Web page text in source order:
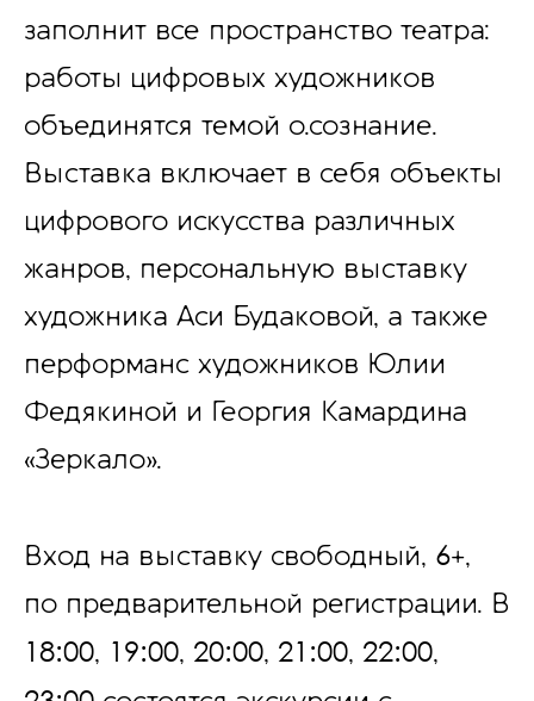
заполнит все пространство театра:
работы цифровых художников
объединятся темой о.сознание.
Выставка включает в себя объекты
цифрового искусства различных
жанров, персональную выставку
художника Аси Будаковой, а также
перформанс художников Юлии
Федякиной и Георгия Камардина
«Зеркало».
Вход на выставку свободный, 6+,
по предварительной регистрации. В
18:00, 19:00, 20:00, 21:00, 22:00,